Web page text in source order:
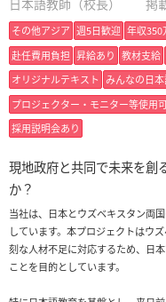
その他アジア 週5日歓迎 年収350
赴任費用負担 昇給あり 教材支給
オリジナルテキスト
みんなの日
プロジェクター・モニター等使用
採用説明会あり
現地政府と共同で未来を創
か？
当社は、日本とウズベキスタン両
しています。本プロジェクトはウ
刻な人材不足に対応するため、日
ことを目的としています。